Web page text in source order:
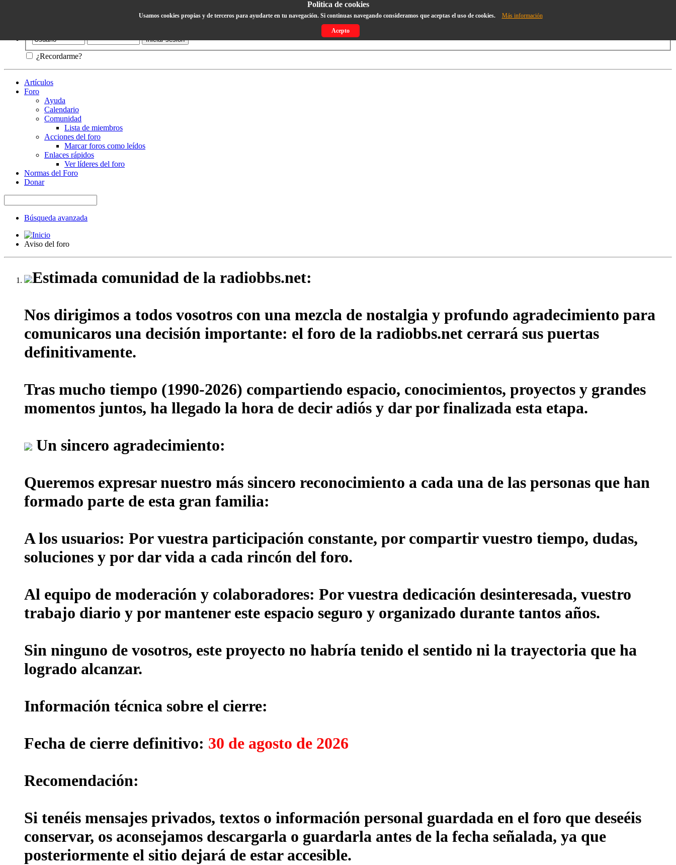
¿Recordarme?
Politica de cookies
Usamos cookies propias y de terceros para ayudarte en tu navegación. Si continuas navegando consideramos que aceptas el uso de cookies. Más información
Acepto
Artículos
Foro
Ayuda
Calendario
Comunidad
Lista de miembros
Acciones del foro
Marcar foros como leídos
Enlaces rápidos
Ver líderes del foro
Normas del Foro
Donar
Búsqueda avanzada
Aviso del foro
Estimada comunidad de la radiobbs.net:
Nos dirigimos a todos vosotros con una mezcla de nostalgia y profundo agradecimiento para
comunicaros una decisión importante: el foro de la radiobbs.net cerrará sus puertas
definitivamente.
Tras mucho tiempo (1990-2026) compartiendo espacio, conocimientos, proyectos y grandes
momentos juntos, ha llegado la hora de decir adiós y dar por finalizada esta etapa.
Un sincero agradecimiento:
Queremos expresar nuestro más sincero reconocimiento a cada una de las personas que han
formado parte de esta gran familia:
A los usuarios: Por vuestra participación constante, por compartir vuestro tiempo, dudas,
soluciones y por dar vida a cada rincón del foro.
Al equipo de moderación y colaboradores: Por vuestra dedicación desinteresada, vuestro
trabajo diario y por mantener este espacio seguro y organizado durante tantos años.
Sin ninguno de vosotros, este proyecto no habría tenido el sentido ni la trayectoria que ha
logrado alcanzar.
Información técnica sobre el cierre:
Fecha de cierre definitivo: 30 de agosto de 2026
Recomendación:
Si tenéis mensajes privados, textos o información personal guardada en el foro que deseéis
conservar, os aconsejamos descargarla o guardarla antes de la fecha señalada, ya que
posteriormente el sitio dejará de estar accesible.